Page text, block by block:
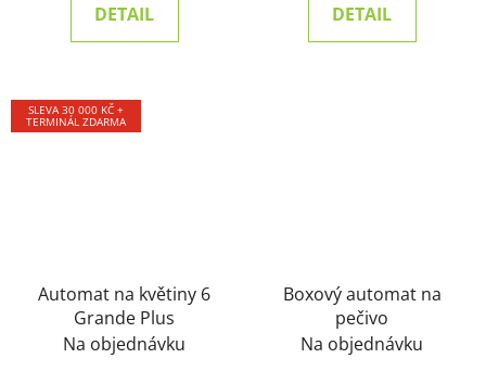
DETAIL DETAIL
SLEVA 30 000 KČ +
TERMINÁL ZDARMA
Automat na květiny 6
Grande Plus
Na objednávku
Boxový automat na
pečivo
Na objednávku